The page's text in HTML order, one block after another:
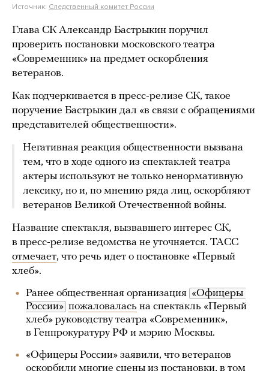
Источник: Следственный комитет России
Глава СК Александр Бастрыкин поручил
проверить постановки московского театра
«Современник» на предмет оскорбления
ветеранов.
Как подчеркивается в пресс-релизе СК, такое
поручение Бастрыкин дал «в связи с обращениями
представителей общественности».
Негативная реакция общественности вызвана
тем, что в ходе одного из спектаклей театра
актеры используют не только ненормативную
лексику, но и, по мнению ряда лиц, оскорбляют
ветеранов Великой Отечественной войны.
Название спектакля, вызвавшего интерес СК,
в пресс-релизе ведомства не уточняется. ТАСС
отмечает, что речь идет о постановке «Первый
хлеб».
Ранее общественная организация «Офицеры
России» пожаловалась на спектакль «Первый
хлеб» руководству театра «Современник»,
в Генпрокуратуру РФ и мэрию Москвы.
«Офицеры России» заявили, что ветеранов
оскорбили многие сцены из постановки, в том